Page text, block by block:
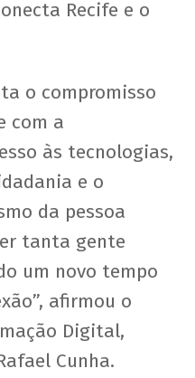
Recife e o
o compromisso
com a
às tecnologias,
e o
da pessoa
tanta gente
um novo tempo
afirmou o
Digital,
Cunha.